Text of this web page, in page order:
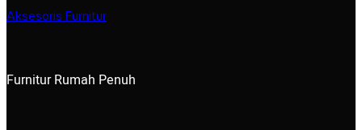
Aksesoris Furnitur
Furnitur Rumah Penuh